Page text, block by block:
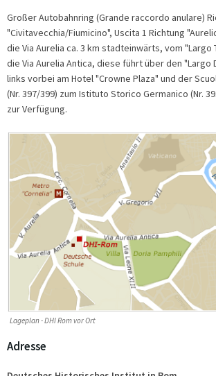
Großer Autobahnring (Grande raccordo anulare)
"Civitavecchia/Fiumicino", Uscita 1 Richtung
die Via Aurelia ca. 3 km stadteinwärts, vom "Largo
die Via Aurelia Antica, diese führt über den "Largo
links vorbei am Hotel "Crowne Plaza" und der
(Nr. 397/399) zum Istituto Storico Germanico (Nr.
zur Verfügung.
Lageplan - DHI Rom vor Ort
Adresse